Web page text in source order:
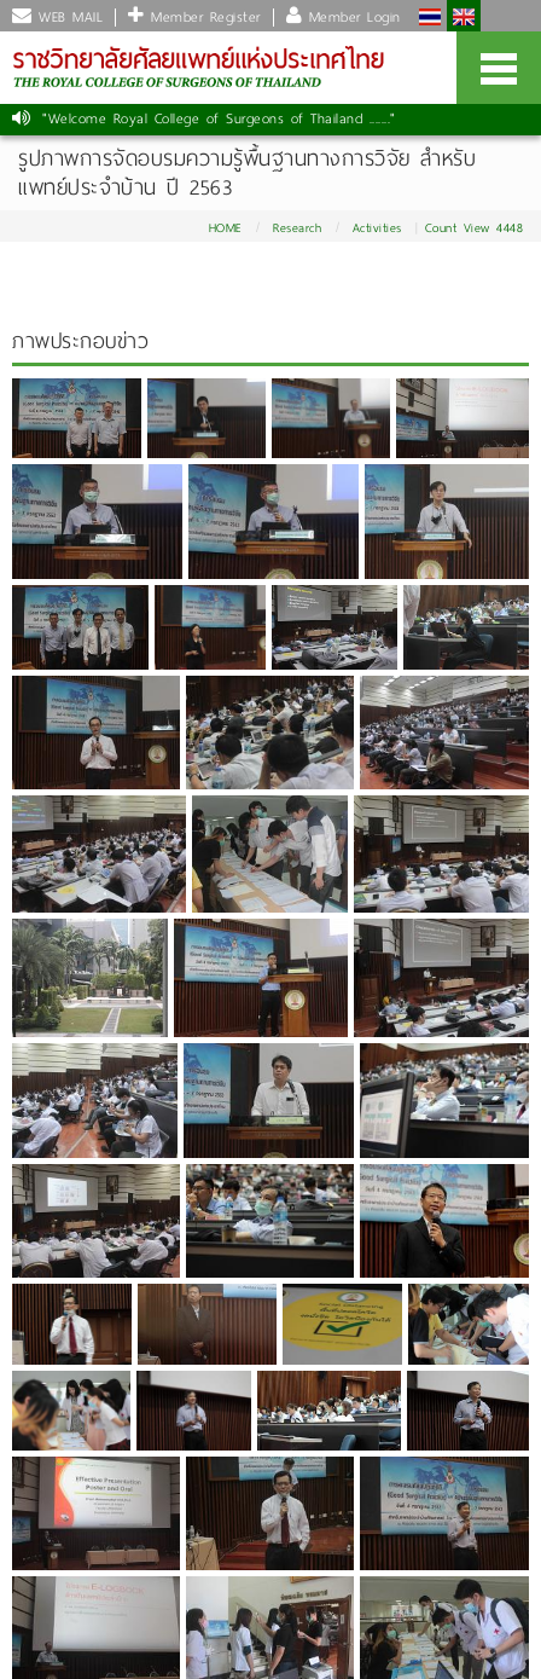
WEB MAIL Member Register Member Login
"Welcome Royal College of Surgeons of Thailand ......."
รูปภาพการจัดอบรมความรู้พื้นฐานทางการวิจัย สำหรับ
แพทย์ประจำบ้าน ปี 2563
HOME Research Activities Count View 4448
ภาพประกอบข่าว